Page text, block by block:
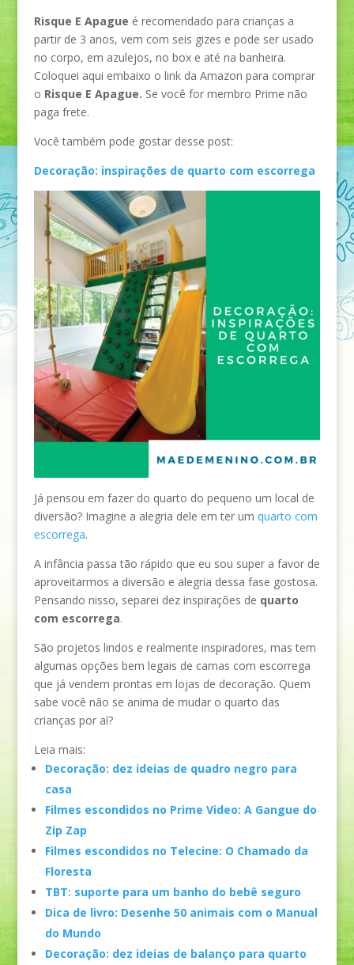
Risque E Apague é recomendado para crianças a
partir de 3 anos, vem com seis gizes e pode ser usado
no corpo, em azulejos, no box e até na banheira.
Coloquei aqui embaixo o link da Amazon para comprar
o Risque E Apague. Se você for membro Prime não
paga frete.
Você também pode gostar desse post:
Decoração: inspirações de quarto com escorrega
Já pensou em fazer do quarto do pequeno um local de
diversão? Imagine a alegria dele em ter um quarto com
escorrega.
A infância passa tão rápido que eu sou super a favor de
aproveitarmos a diversão e alegria dessa fase gostosa.
Pensando nisso, separei dez inspirações de quarto
com escorrega.
São projetos lindos e realmente inspiradores, mas tem
algumas opções bem legais de camas com escorrega
que já vendem prontas em lojas de decoração. Quem
sabe você não se anima de mudar o quarto das
crianças por aí?
Leia mais:
Decoração: dez ideias de quadro negro para
casa
Filmes escondidos no Prime Video: A Gangue do
Zip Zap
Filmes escondidos no Telecine: O Chamado da
Floresta
TBT: suporte para um banho do bebê seguro
Dica de livro: Desenhe 50 animais com o Manual
do Mundo
Decoração: dez ideias de balanço para quarto